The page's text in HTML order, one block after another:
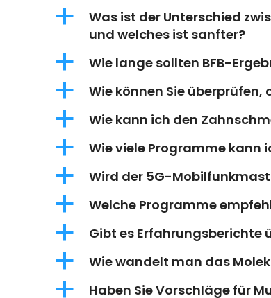
a
Was ist der Unterschied
und welches ist sanfter?
a Wie lange sollten BFB-
a Wie können Sie
a Wie kann ich den
a Wie viele Programme kann
a Wird der 5G-
a Welche Programme
a Gibt es Erfahrungsberichte
a Wie wandelt man das
a Haben Sie Vorschläge für